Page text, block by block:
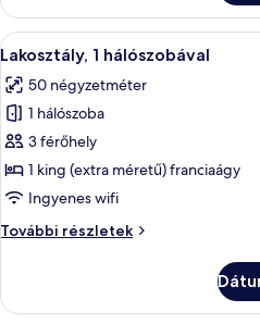
franciaágy
(nagyméretű)
franciaágy
további
A
következő
szoba
összes
képének
megtekintése:
Lakosztály,
hálószobával
7
Lakosztály, 1 hálószobával
50 négyzetméter
1 hálószoba
3 férőhely
1 king (extra méretű) franciaágy
Ingyenes wifi
További részletek
Lakosztály,
részletei